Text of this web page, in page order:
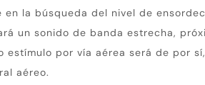
en la búsqueda del nivel de
un sonido de banda estrecha,
estímulo por vía aérea será de por
aéreo.